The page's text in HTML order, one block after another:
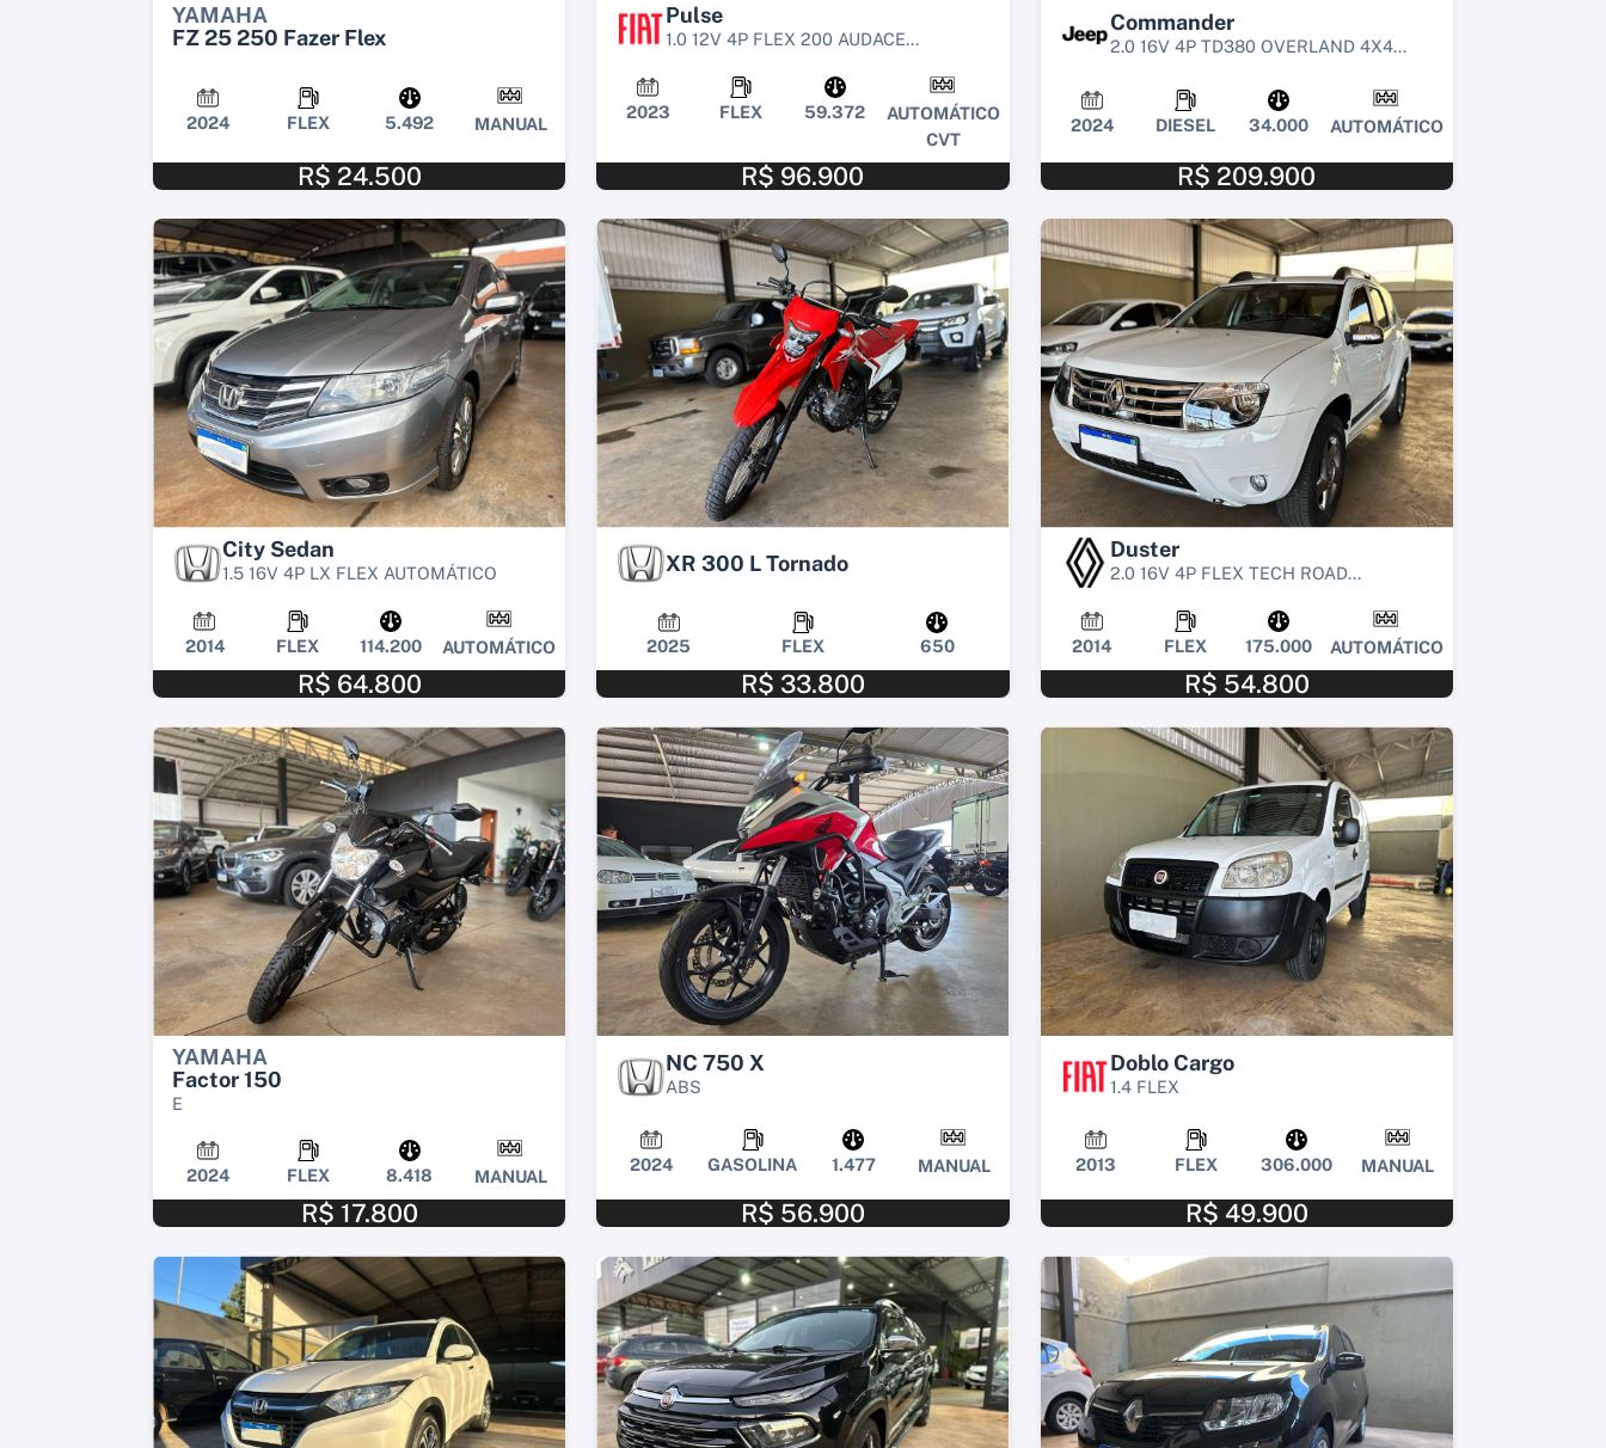
YAMAHA
FZ 25 250 Fazer Flex
2024 FLEX 5.492 MANUAL
R$ 24.500
Pulse
1.0 12V 4P FLEX 200 AUDACE...
2023 FLEX 59.372
AUTOMÁTICO
CVT
R$ 96.900
Commander
2.0 16V 4P TD380 OVERLAND 4X4...
2024 DIESEL 34.000 AUTOMÁTICO
R$ 209.900
City Sedan
1.5 16V 4P LX FLEX AUTOMÁTICO
2014 FLEX 114.200 AUTOMÁTICO
R$ 64.800
XR 300 L Tornado
2025 FLEX 650
R$ 33.800
Duster
2.0 16V 4P FLEX TECH ROAD...
2014 FLEX 175.000 AUTOMÁTICO
R$ 54.800
YAMAHA
Factor 150
E
2024 FLEX 8.418 MANUAL
R$ 17.800
NC 750 X
ABS
2024 GASOLINA 1.477 MANUAL
R$ 56.900
Doblo Cargo
1.4 FLEX
2013 FLEX 306.000 MANUAL
R$ 49.900